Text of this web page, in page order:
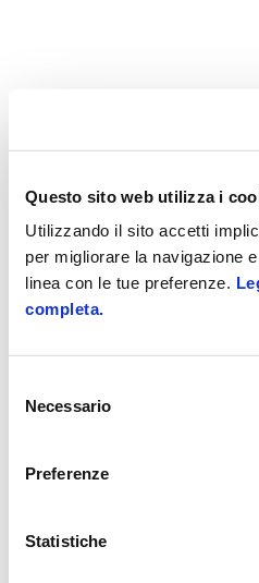
Questo sito web utilizza i
Utilizzando il sito accetti
per migliorare la navigazione
linea con le tue preferenze.
completa.
delNecessario
Preferenze
Statistiche